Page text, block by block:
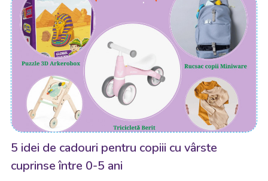
5 idei de cadouri pentru copiii cu vârste
cuprinse între 0-5 ani